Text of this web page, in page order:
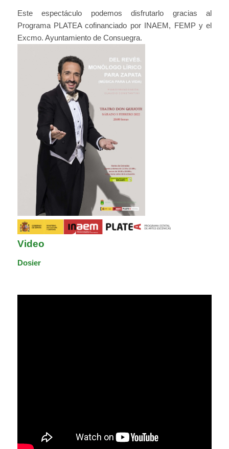
Este espectáculo podemos disfrutarlo gracias al
Programa PLATEA cofinanciado por INAEM, FEMP y el
Excmo. Ayuntamiento de Consuegra.
Video
Dosier